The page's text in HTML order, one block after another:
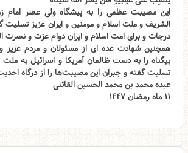
این مصیبت عظمی را به پیشگاه ولی عصر امام
الشریف و ملت اسلام و مومنین و ایران عزیز تسلیت
درجات و برای امت اسلام و ایران دوام عزت و نصرت
همچنین شهادت عده ای از مسئولان و مردم
بیگناه را به دست ظالمان آمریکا و اسرائیل به ملت
تسلیت گفته و جبران این مصیبت‌ها را از درگاه
عبده محمد بن محمد الحسین القائنی
۱۱ ماه رمضان ۱۴۴۷